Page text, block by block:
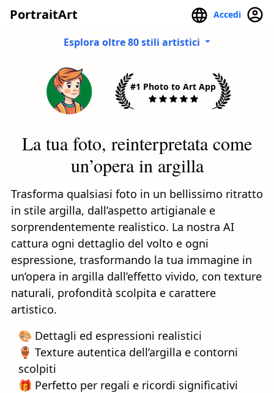
PortraitArt Accedi
Esplora oltre 80 stili artistici
#1 Photo to Art App
La tua foto, reinterpretata come
un’opera in argilla
Trasforma qualsiasi foto in un bellissimo ritratto
in stile argilla, dall’aspetto artigianale e
sorprendentemente realistico. La nostra AI
cattura ogni dettaglio del volto e ogni
espressione, trasformando la tua immagine in
un’opera in argilla dall’effetto vivido, con texture
naturali, profondità scolpita e carattere
artistico.
🎨 Dettagli ed espressioni realistici
🏺 Texture autentica dell’argilla e contorni
scolpiti
🎁 Perfetto per regali e ricordi significativi